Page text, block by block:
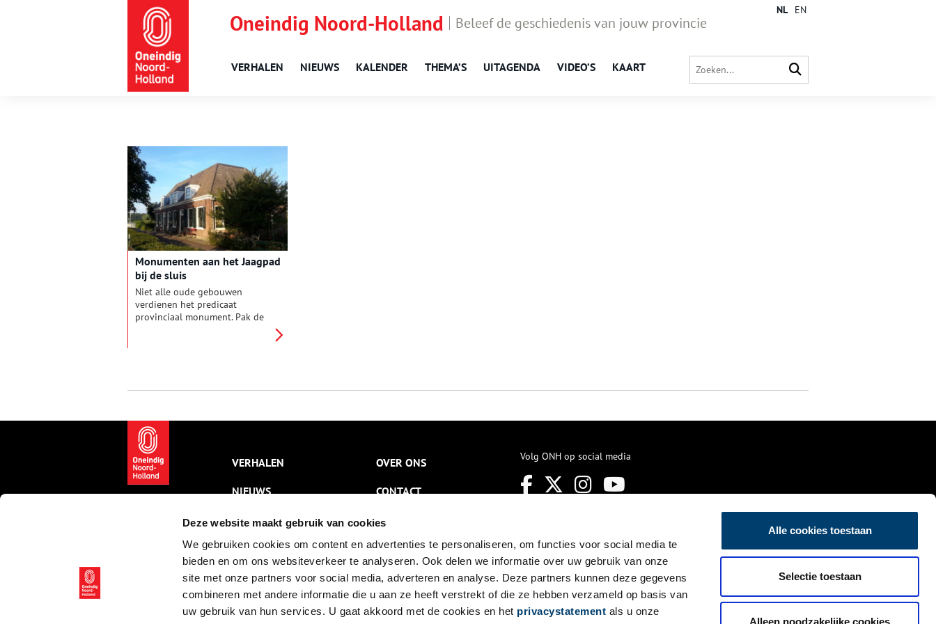
Deze website maakt gebruik van cookies
We gebruiken cookies om content en advertenties te personaliseren, om functies voor social media te
bieden en om ons websiteverkeer te analyseren. Ook delen we informatie over uw gebruik van onze
site met onze partners voor social media, adverteren en analyse. Deze partners kunnen deze gegevens
combineren met andere informatie die u aan ze heeft verstrekt of die ze hebben verzameld op basis van
uw gebruik van hun services. U gaat akkoord met de cookies en het privacystatement als u onze
Alle cookies toestaan
Selectie toestaan
Alleen noodzakelijke cookies
Oneindig Noord-Holland Beleef de geschiedenis van jouw provincie
VERHALEN NIEUWS KALENDER THEMA’S UITAGENDA VIDEO’S KAART
NL EN
Monumenten aan het Jaagpad
bij de sluis
Niet alle oude gebouwen
verdienen het predicaat
provinciaal monument. Pak de
sluiswachtershuisjes met
VERHALEN
NIEUWS
KALENDER
THEMA’S
ACTIVITEITEN
VIDEO’S
OVER ONS
CONTACT
NIEUWSBRIEF
DISCLAIMER
PRIVACY
TOEGANKELIJKHEID
Volg ONH op social media